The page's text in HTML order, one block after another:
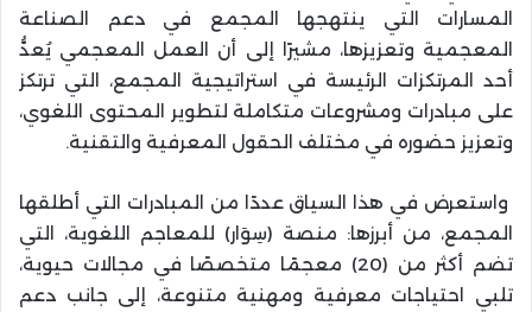
المسارات التي ينتهجها المجمع في دعم الصناعة
المعجمية وتعزيزها، مشيرًا إلى أن العمل المعجمي يُعدُّ
أحد المرتكزات الرئيسة في استراتيجية المجمع، التي ترتكز
على مبادرات ومشروعات متكاملة لتطوير المحتوى اللغوي،
وتعزيز حضوره في مختلف الحقول المعرفية والتقنية.
واستعرض في هذا السياق عددًا من المبادرات التي أطلقها
المجمع، من أبرزها: منصة (سِوَار) للمعاجم اللغوية، التي
تضم أكثر من (20) معجمًا متخصصًا في مجالات حيوية،
تلبي احتياجات معرفية ومهنية متنوعة، إلى جانب دعم